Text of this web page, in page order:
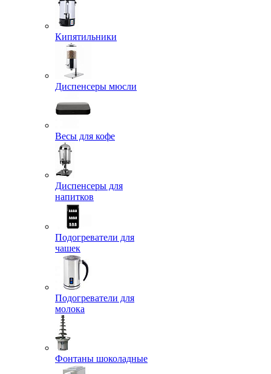
Кипятильники
Диспенсеры мюсли
Весы для кофе
Диспенсеры для
напитков
Подогреватели для
чашек
Подогреватели для
молока
Фонтаны шоколадные